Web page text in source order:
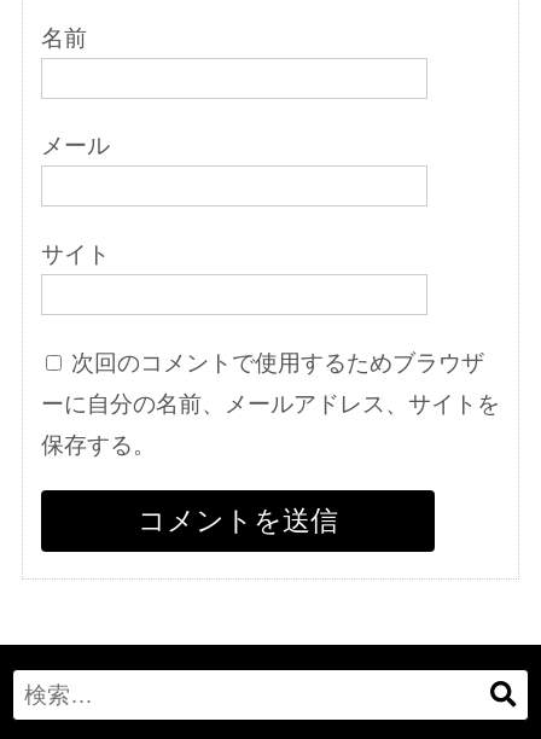
名前
メール
サイト
次回のコメントで使用するためブラウザ
ーに自分の名前、メールアドレス、サイトを
保存する。
Search
for: